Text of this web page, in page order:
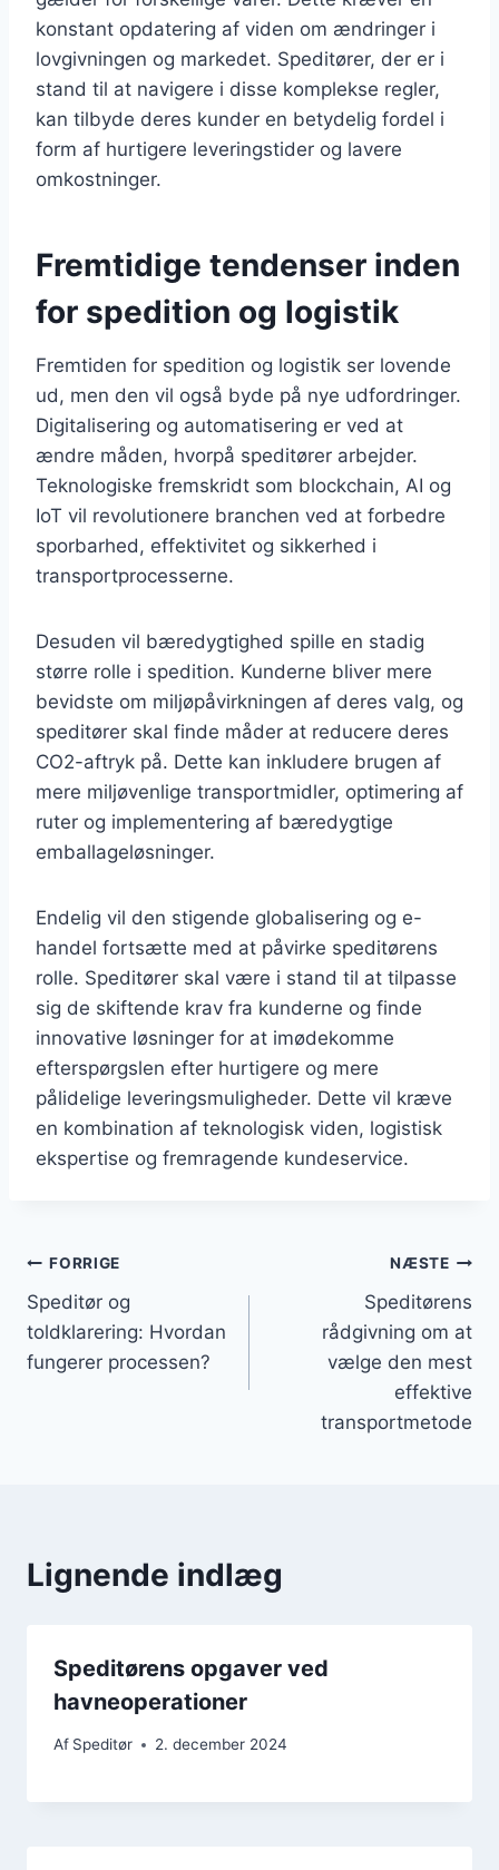
konstant opdatering af viden om ændringer i
lovgivningen og markedet. Speditører, der er i
stand til at navigere i disse komplekse regler,
kan tilbyde deres kunder en betydelig fordel i
form af hurtigere leveringstider og lavere
omkostninger.
Fremtidige tendenser inden
for spedition og logistik
Fremtiden for spedition og logistik ser lovende
ud, men den vil også byde på nye udfordringer.
Digitalisering og automatisering er ved at
ændre måden, hvorpå speditører arbejder.
Teknologiske fremskridt som blockchain, AI og
IoT vil revolutionere branchen ved at forbedre
sporbarhed, effektivitet og sikkerhed i
transportprocesserne.
Desuden vil bæredygtighed spille en stadig
større rolle i spedition. Kunderne bliver mere
bevidste om miljøpåvirkningen af deres valg, og
speditører skal finde måder at reducere deres
CO2-aftryk på. Dette kan inkludere brugen af
mere miljøvenlige transportmidler, optimering af
ruter og implementering af bæredygtige
emballageløsninger.
Endelig vil den stigende globalisering og e-
handel fortsætte med at påvirke speditørens
rolle. Speditører skal være i stand til at tilpasse
sig de skiftende krav fra kunderne og finde
innovative løsninger for at imødekomme
efterspørgslen efter hurtigere og mere
pålidelige leveringsmuligheder. Dette vil kræve
en kombination af teknologisk viden, logistisk
ekspertise og fremragende kundeservice.
Indlægsnavigation
FORRIGE
Speditør og
toldklarering: Hvordan
fungerer processen?
NÆSTE
Speditørens
rådgivning om at
vælge den mest
effektive
transportmetode
Lignende indlæg
Speditørens opgaver ved
havneoperationer
Af Speditør 2. december 2024